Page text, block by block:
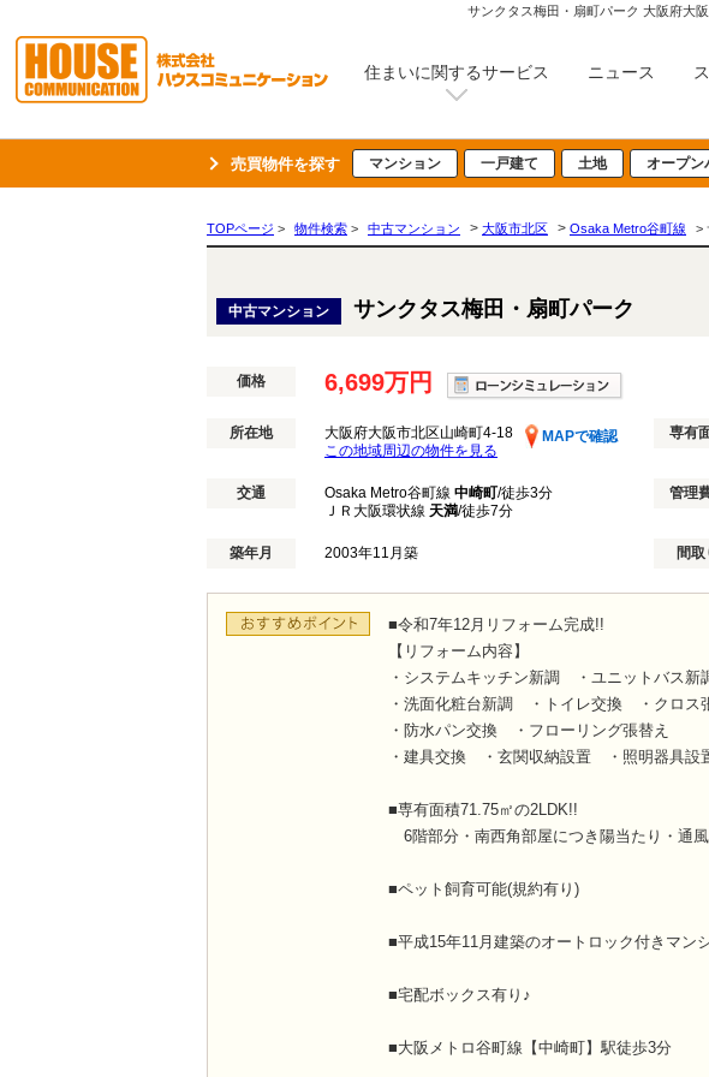
サンクタス梅田・扇町パーク 大阪府大
住まいに関するサービス ニュース
売買物件を探す マンション 一戸建て 土地 オープン
TOPページ > 物件検索 > 中古マンション > 大阪市北区 > Osaka Metro谷町線 >
中古マンション サンクタス梅田・扇町パーク
価格 6,699万円
所在地 大阪府大阪市北区山崎町4-18
MAPで確認
この地域周辺の物件を見る
専有
交通 Osaka Metro谷町線 中崎町/徒歩3分
ＪＲ大阪環状線 天満/徒歩7分
管理
築年月 2003年11月築 間取
■令和7年12月リフォーム完成!!
【リフォーム内容】
・システムキッチン新調 ・ユニットバス新
・洗面化粧台新調 ・トイレ交換 ・クロス
・防水パン交換 ・フローリング張替え
・建具交換 ・玄関収納設置 ・照明器具設
■専有面積71.75㎡の2LDK!!
6階部分・南西角部屋につき陽当たり・通
■ペット飼育可能(規約有り)
■平成15年11月建築のオートロック付きマン
■宅配ボックス有り♪
■大阪メトロ谷町線【中崎町】駅徒歩3分